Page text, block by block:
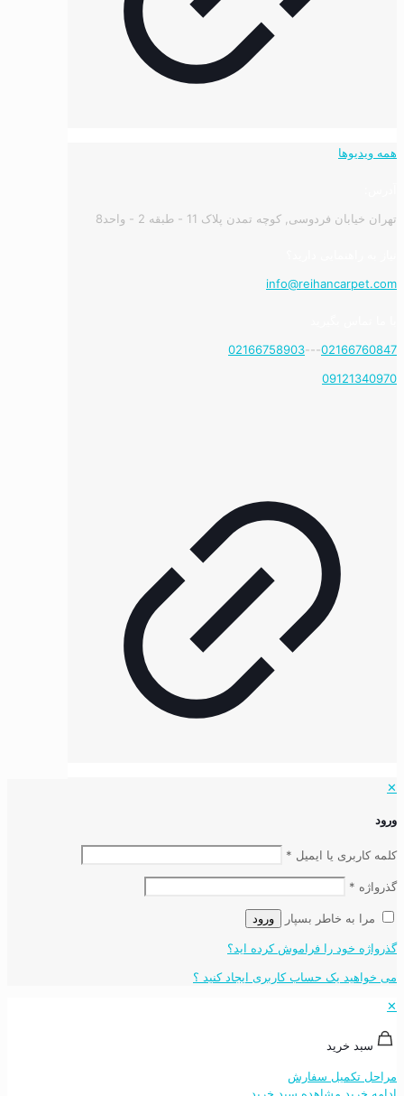
همه ویدیوها
تهران خیابان فردوسی, کوچه تمدن پلاک 11 - طبقه 2 - واحد8
info@reihancarpet.com
02166760847
---
02166758903
09121340970
✕
ورود
کلمه کاربری یا ایمیل *
گذرواژه *
مرا به خاطر بسپار ورود
گذرواژه خود را فراموش کرده اید؟
می خواهید یک حساب کاربری ایجاد کنید ؟
✕
سبد خرید
مراحل تکمیل سفارش
ادامه خرید مشاهده سبد خرید